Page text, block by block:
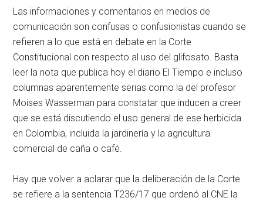
Las informaciones y comentarios en medios de
comunicación son confusas o confusionistas cuando se
refieren a lo que está en debate en la Corte
Constitucional con respecto al uso del glifosato. Basta
leer la nota que publica hoy el diario El Tiempo e incluso
columnas aparentemente serias como la del profesor
Moises Wasserman para constatar que inducen a creer
que se está discutiendo el uso general de ese herbicida
en Colombia, incluida la jardinería y la agricultura
comercial de caña o café.
Hay que volver a aclarar que la deliberación de la Corte
se refiere a la sentencia T236/17 que ordenó al CNE la